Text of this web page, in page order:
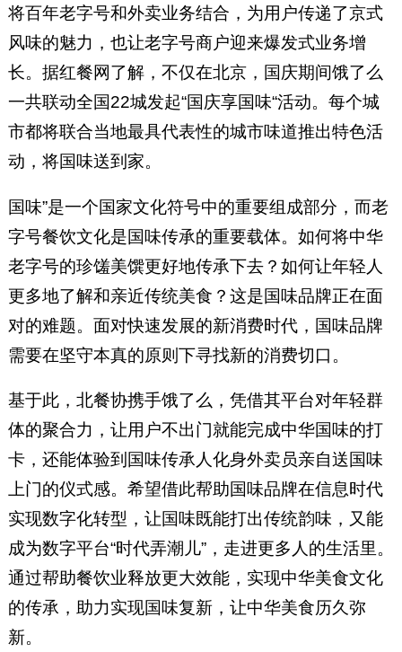
将百年老字号和外卖业务结合，为用户传递了京式
风味的魅力，也让老字号商户迎来爆发式业务增
长。据红餐网了解，不仅在北京，国庆期间饿了么
一共联动全国22城发起“国庆享国味“活动。每个城
市都将联合当地最具代表性的城市味道推出特色活
动，将国味送到家。
国味”是一个国家文化符号中的重要组成部分，而老
字号餐饮文化是国味传承的重要载体。如何将中华
老字号的珍馐美馔更好地传承下去？如何让年轻人
更多地了解和亲近传统美食？这是国味品牌正在面
对的难题。面对快速发展的新消费时代，国味品牌
需要在坚守本真的原则下寻找新的消费切口。
基于此，北餐协携手饿了么，凭借其平台对年轻群
体的聚合力，让用户不出门就能完成中华国味的打
卡，还能体验到国味传承人化身外卖员亲自送国味
上门的仪式感。希望借此帮助国味品牌在信息时代
实现数字化转型，让国味既能打出传统韵味，又能
成为数字平台“时代弄潮儿”，走进更多人的生活里。
通过帮助餐饮业释放更大效能，实现中华美食文化
的传承，助力实现国味复新，让中华美食历久弥
新。